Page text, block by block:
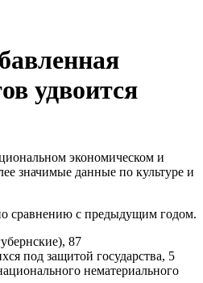
удвоится
экономическом и
значимые данные по культуре и
сравнению с предыдущим годом.
87
под защитой государства, 5
нематериального